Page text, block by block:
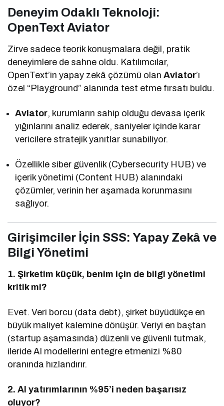
Deneyim Odaklı Teknoloji:
OpenText Aviator
Zirve sadece teorik konuşmalara değil, pratik
deneyimlere de sahne oldu. Katılımcılar,
OpenText’in yapay zekâ çözümü olanAviator’ı
özel “Playground” alanında test etme fırsatı buldu.
Aviator, kurumların sahip olduğu devasa içerik
yığınlarını analiz ederek, saniyeler içinde karar
vericilere stratejik yanıtlar sunabiliyor.
Özellikle siber güvenlik (Cybersecurity HUB) ve
içerik yönetimi (Content HUB) alanındaki
çözümler, verinin her aşamada korunmasını
sağlıyor.
Girişimciler İçin SSS: Yapay Zekâ ve
Bilgi Yönetimi
1. Şirketim küçük, benim için de bilgi yönetimi
kritik mi?
Evet. Veri borcu (data debt), şirket büyüdükçe en
büyük maliyet kalemine dönüşür. Veriyi en baştan
(startup aşamasında) düzenli ve güvenli tutmak,
ileride AI modellerini entegre etmenizi %80
oranında hızlandırır.
2. AI yatırımlarının %95’i neden başarısız
oluyor?